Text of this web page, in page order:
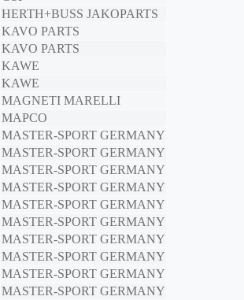
HERTH+BUSS JAKOPARTS
KAVO PARTS
KAVO PARTS
KAWE
KAWE
MAGNETI MARELLI
MAPCO
MASTER-SPORT GERMANY
MASTER-SPORT GERMANY
MASTER-SPORT GERMANY
MASTER-SPORT GERMANY
MASTER-SPORT GERMANY
MASTER-SPORT GERMANY
MASTER-SPORT GERMANY
MASTER-SPORT GERMANY
MASTER-SPORT GERMANY
MASTER-SPORT GERMANY